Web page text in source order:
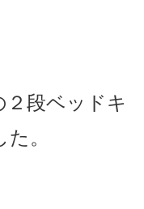
２段ベッドキ
。